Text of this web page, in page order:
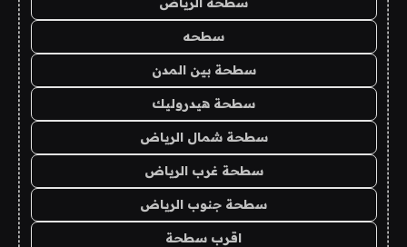
سطحه
سطحة بين المدن
سطحة هيدروليك
سطحة شمال الرياض
سطحة غرب الرياض
سطحة جنوب الرياض
اقرب سطحة